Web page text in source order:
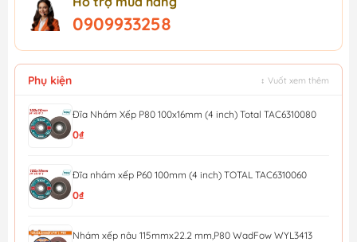
0909933258
Phụ kiện ↕ Vuốt xem thêm
Đĩa Nhám Xếp P80 100x16mm (4 inch) Total TAC6310080
0₫
Đĩa nhám xếp P60 100mm (4 inch) TOTAL TAC6310060
0₫
Nhám xếp nâu 115mmx22.2 mm,P80 WadFow WYL3413